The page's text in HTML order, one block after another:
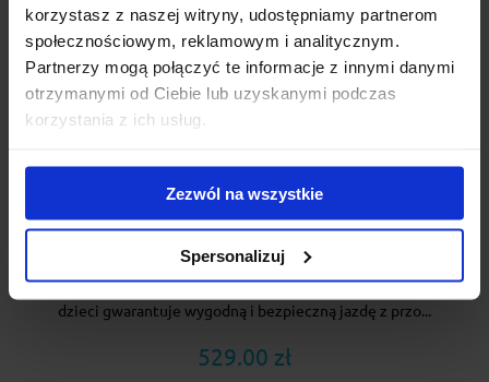
korzystasz z naszej witryny, udostępniamy partnerom
społecznościowym, reklamowym i analitycznym.
Partnerzy mogą połączyć te informacje z innymi danymi
otrzymanymi od Ciebie lub uzyskanymi podczas
korzystania z ich usług.
Zezwól na wszystkie
Spersonalizuj
Przedni fotelik rowerowy Thule Yepp 2 Mini
Thule Yepp 2 Mini to miękki i solidny fotelik rowerowy dla
dzieci gwarantuje wygodną i bezpieczną jazdę z przo...
529.00 zł